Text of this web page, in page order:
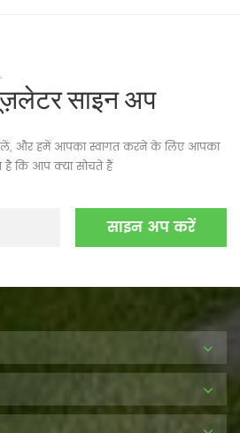
साइन अप
लें, और हमें आपका स्वागत करने के लिए आपका
है कि आप क्या सोचते हैं